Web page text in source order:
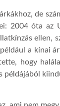
de
2004 óta az
ellen,
a kínai
hogy